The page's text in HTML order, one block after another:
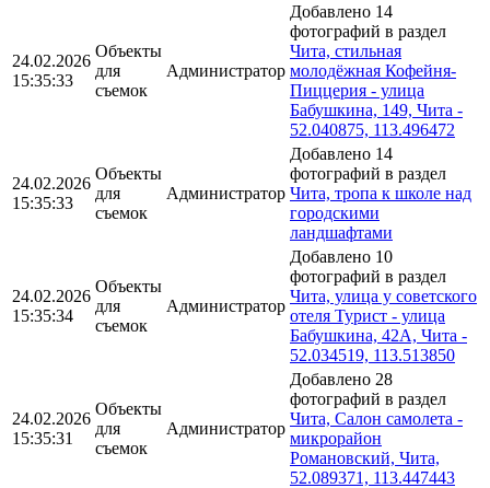
24.02.2026
15:35:33
Объекты
для
съемок
Администратор
Добавлено 14
фотографий в раздел
Чита, стильная
молодёжная Кофейня-
Пиццерия - улица
Бабушкина, 149, Чита -
52.040875, 113.496472
24.02.2026
15:35:33
Объекты
для
съемок
Администратор
Добавлено 14
фотографий в раздел
Чита, тропа к школе над
городскими
ландшафтами
24.02.2026
15:35:34
Объекты
для
съемок
Администратор
Добавлено 10
фотографий в раздел
Чита, улица у советского
отеля Турист - улица
Бабушкина, 42А, Чита -
52.034519, 113.513850
24.02.2026
15:35:31
Объекты
для
съемок
Администратор
Добавлено 28
фотографий в раздел
Чита, Салон самолета -
микрорайон
Романовский, Чита,
52.089371, 113.447443